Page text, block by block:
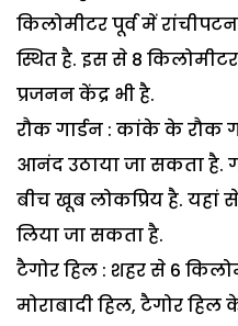
किलोमीटर पूर्व में
स्थित है. इस से 8
प्रजनन केंद्र भी है.
रौक गार्डन : कांके के रौक
आनंद उठाया जा सकता है.
बीच खूब लोकप्रिय है. यहां
लिया जा सकता है.
टैगोर हिल : शहर से 6
मोराबादी हिल, टैगोर